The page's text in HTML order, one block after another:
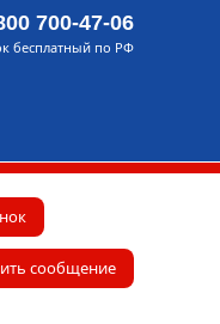
700-47-06
бесплатный по РФ
сообщение